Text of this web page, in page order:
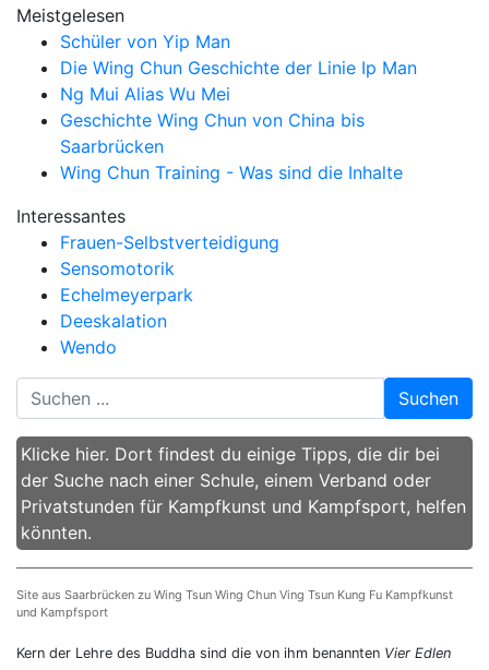
Meistgelesen
Schüler von Yip Man
Die Wing Chun Geschichte der Linie Ip Man
Ng Mui Alias Wu Mei
Geschichte Wing Chun von China bis
Saarbrücken
Wing Chun Training - Was sind die Inhalte
Interessantes
Frauen-Selbstverteidigung
Sensomotorik
Echelmeyerpark
Deeskalation
Wendo
Suchen
Klicke hier. Dort findest du einige Tipps, die dir bei
der Suche nach einer Schule, einem Verband oder
Privatstunden für Kampfkunst und Kampfsport, helfen
könnten.
Site aus Saarbrücken zu Wing Tsun Wing Chun Ving Tsun Kung Fu Kampfkunst
und Kampfsport
Kern der Lehre des Buddha sind die von ihm benannten Vier Edlen